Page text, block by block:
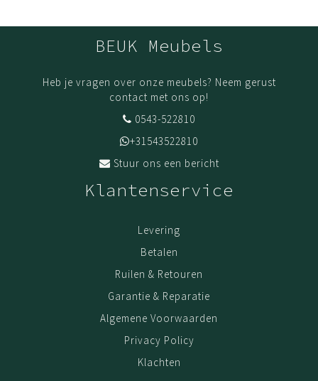
BEUK Meubels
Heb je vragen over onze meubels? Neem gerust
contact met ons op!
0543-522810
+31543522810
Stuur ons een bericht
Klantenservice
Levering
Betalen
Ruilen & Retouren
Garantie & Reparatie
Algemene Voorwaarden
Privacy Policy
Klachten